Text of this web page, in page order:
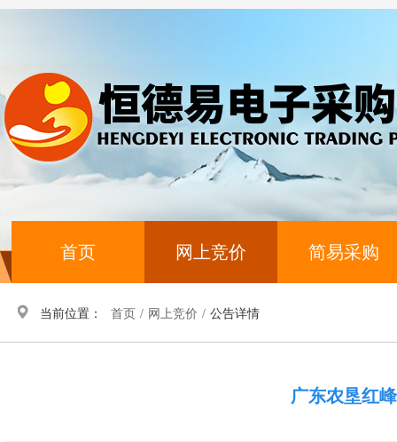
首页 网上竞价 简易采购
当前位置： 首页 / 网上竞价 / 公告详情